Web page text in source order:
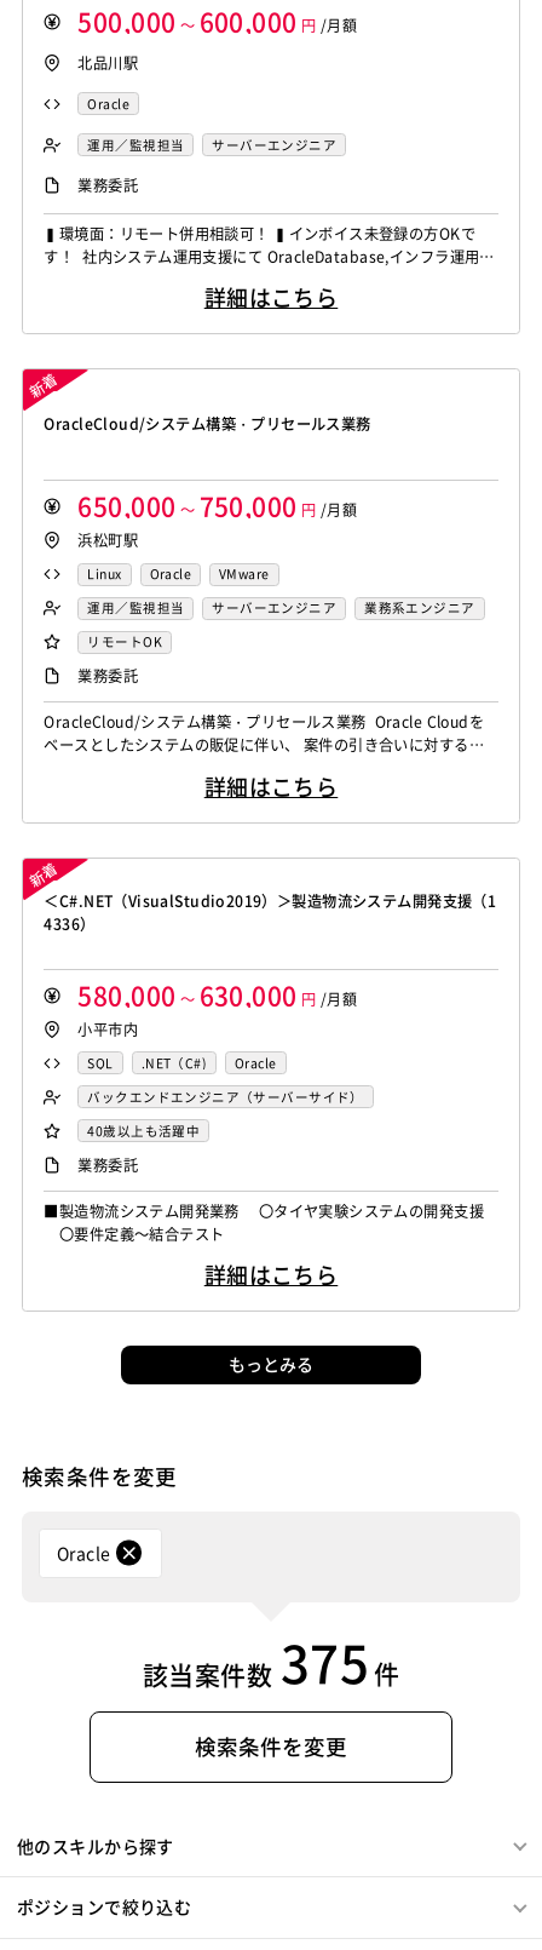
500,000 ～ 600,000 円 /月額
北品川駅
Oracle
運用／監視担当 サーバーエンジニア
業務委託
▍環境面：リモート併用相談可！ ▍インボイス未登録の方OKで
す！ 社内システム運用支援にて OracleDatabase,インフラ運用の
ジシステムの運用保守対応 ・アカウント登録および管理対応 ・障
詳細はこちら
OracleCloud/システム構築・プリセールス業務
650,000 ～ 750,000 円 /月額
浜松町駅
Linux Oracle
VMware
運用／監視担当
サーバーエンジニア
業務系エンジニア
リモートOK
業務委託
OracleCloud/システム構築・プリセールス業務 Oracle Cloudを
ベースとしたシステムの販促に伴い、 案件の引き合いに対する見
でをご担当いただきます。 構築フェーズにおいては、プロジェク
詳細はこちら
＜C#.NET（VisualStudio2019）＞製造物流システム開発支援（1
4336）
580,000 ～ 630,000 円 /月額
小平市内
SQL .NET（C#)
Oracle
バックエンドエンジニア（サーバーサイド）
40歳以上も活躍中
業務委託
■製造物流システム開発業務 〇タイヤ実験システムの開発支援
〇要件定義～結合テスト
詳細はこちら
もっとみる
検索条件を変更
Oracle
該当案件数 375 件
検索条件を変更
他のスキルから探す
ポジションで絞り込む